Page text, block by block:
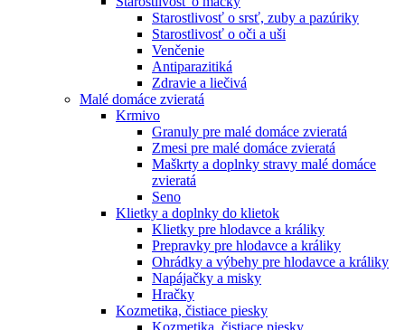
Starostlivosť o srsť, zuby a pazúriky
Starostlivosť o oči a uši
Venčenie
Antiparazitiká
Zdravie a liečivá
Malé domáce zvieratá
Krmivo
Granuly pre malé domáce zvieratá
Zmesi pre malé domáce zvieratá
Maškrty a doplnky stravy malé domáce
zvieratá
Seno
Klietky a doplnky do klietok
Klietky pre hlodavce a králiky
Prepravky pre hlodavce a králiky
Ohrádky a výbehy pre hlodavce a králiky
Napájačky a misky
Hračky
Kozmetika, čistiace piesky
Kozmetika, čistiace piesky